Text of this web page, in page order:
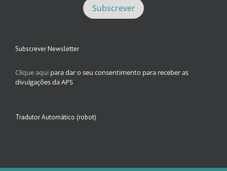
Subscrever Newsletter
Clique aqui para dar o seu consentimento para receber as
divulgações da APS
Tradutor Automático (robot)